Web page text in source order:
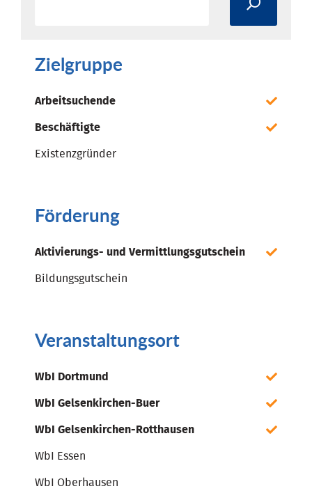
Zielgruppe
Arbeitsuchende
Beschäftigte
Existenzgründer
Förderung
Aktivierungs- und Vermittlungsgutschein
Bildungsgutschein
Veranstaltungsort
WbI Dortmund
WbI Gelsenkirchen-Buer
WbI Gelsenkirchen-Rotthausen
WbI Essen
WbI Oberhausen